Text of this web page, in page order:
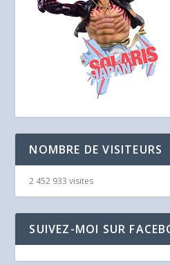
NOMBRE DE VISITEURS
2 452 933 visites
SUIVEZ-MOI SUR